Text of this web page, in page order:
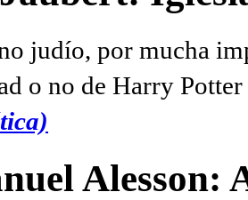
judío, por mucha
o no de Harry
Alesson: